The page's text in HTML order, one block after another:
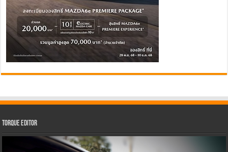
Torque Editor